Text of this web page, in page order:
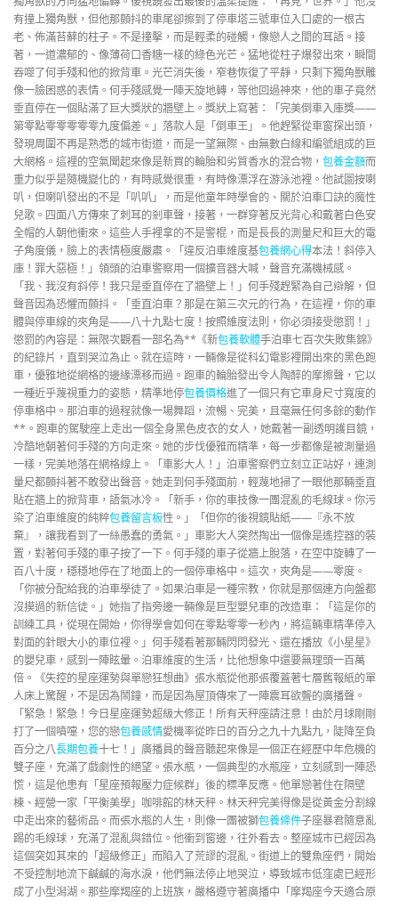
有撞上獨角獸，但他那顫抖的車尾卻擦到了停車塔三號車位入口處的一根古
老、佈滿苔蘚的柱子。不是撞擊，而是輕柔的碰觸，像戀人之間的耳語。接
著，一道濃郁的、像薄荷口香糖一樣的綠色光芒。猛地從柱子爆發出來，瞬間
吞噬了何手殘和他的掀背車。光芒消失後，窄巷恢復了平靜，只剩下獨角獸雕
像一臉困惑的表情。何手殘感覺一陣天旋地轉，等他回過神來，他的車子竟然
垂直停在一個貼滿了巨大獎狀的牆壁上。獎狀上寫著：「完美倒車入庫獎——
第零點零零零零零九度偏差。」落款人是「倒車王」。他趕緊從車窗探出頭，
發現周圍不再是熟悉的城市街道，而是一望無際、由無數白線和編號組成的巨
大網格。這裡的空氣聞起來像是新買的輪胎和劣質香水的混合物， 包養金額而
重力似乎是隨機變化的，有時感覺很重，有時像漂浮在游泳池裡。他試圖按喇
叭，但喇叭發出的不是「叭叭」，而是他童年時學會的、關於泊車口訣的魔性
兒歌。四面八方傳來了刺耳的剎車聲，接著，一群穿著反光背心和戴著白色安
全帽的人朝他衝來。這些人手裡拿的不是警棍，而是長長的測量尺和巨大的電
子角度儀，臉上的表情極度嚴肅。「違反泊車維度基包養網心得本法！斜停入
庫！罪大惡極！」領頭的泊車警察用一個擴音器大喊，聲音充滿機械感。
「我、我沒有斜停！我只是垂直停在了牆壁上！」何手殘趕緊為自己辯解，但
聲音因為恐懼而顫抖。「垂直泊車？那是在第三次元的行為，在這裡，你的車
體與停車線的夾角是——八十九點七度！按照維度法則，你必須接受懲罰！」
懲罰的內容是：無限次觀看一部名為**《新包養軟體手泊車七百次失敗集錦》
的紀錄片，直到哭泣為止。就在這時，一輛像是從科幻電影裡開出來的黑色跑
車，優雅地從網格的邊緣漂移而過。跑車的輪胎發出令人陶醉的摩擦聲，它以
一種近乎蔑視重力的姿態，精準地停包養價格進了一個只有它車身尺寸寬度的
停車格中。那泊車的過程就像一場舞蹈，流暢、完美，且毫無任何多餘的動作
**。跑車的駕駛座上走出一個全身黑色皮衣的女人，她戴著一副透明護目鏡，
冷酷地朝著何手殘的方向走來。她的步伐優雅而精準，每一步都像是被測量過
一樣，完美地落在網格線上。「車影大人！」泊車警察們立刻立正站好，連測
量尺都顫抖著不敢發出聲音。她走到何手殘面前，輕蔑地掃了一眼他那輛垂直
貼在牆上的掀背車，語氣冰冷。「新手，你的車技像一團混亂的毛線球。你污
染了泊車維度的純粹包養留言板性。」「但你的後視鏡貼紙——『永不放
棄』，讓我看到了一絲愚蠢的勇氣。」車影大人突然掏出一個像是遙控器的裝
置，對著何手殘的車子按了一下。何手殘的車子從牆上脫落，在空中旋轉了一
百八十度，穩穩地停在了地面上的一個停車格中。這次，夾角是——零度。
「你被分配給我的泊車學徒了。如果泊車是一種宗教，你就是那個連方向盤都
沒摸過的新信徒。」她指了指旁邊一輛像是巨型嬰兒車的改造車：「這是你的
訓練工具，從現在開始，你得學會如何在零點零零一秒內，將這輛車精準停入
對面的針眼大小的車位裡。」何手殘看著那輛閃閃發光、還在播放《小星星》
的嬰兒車，感到一陣眩暈。泊車維度的生活，比他想象中還要無理頭一百萬
倍。《失控的星座運勢與單戀狂想曲》張水瓶從他那張覆蓋著七層舊報紙的單
人床上驚醒，不是因為鬧鐘，而是因為屋頂傳來了一陣震耳欲聾的廣播聲。
「緊急！緊急！今日星座運勢超級大修正！所有天秤座請注意！由於月球剛剛
打了一個噴嚏，您的戀包養感情愛機率從昨日的百分之九十九點九，陡降至負
百分之八長期包養十七！」廣播員的聲音聽起來像是一個正在經歷中年危機的
雙子座，充滿了戲劇性的絕望。張水瓶，一個典型的水瓶座，立刻感到一陣恐
慌，這是他患有「星座預報壓力症候群」後的標準反應。他單戀著住在隔壁
棟、經營一家「平衡美學」咖啡館的林天秤。林天秤完美得像是從黃金分割線
中走出來的藝術品。而張水瓶的人生，則像一團被獅包養條件子座暴君隨意亂
踢的毛線球，充滿了混亂與錯位。他衝到窗邊，往外看去。整座城市已經因為
這個突如其來的「超級修正」而陷入了荒謬的混亂。街道上的雙魚座們，開始
不受控制地流下鹹鹹的海水淚，他們無法停止地哭泣，導致城市低窪處已經形
成了小型潟湖。那些摩羯座的上班族，嚴格遵守著廣播中「摩羯座今天適合原